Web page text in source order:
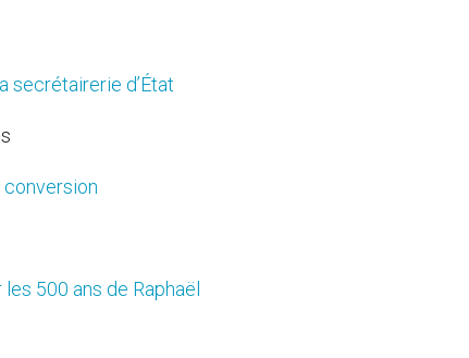
secrétairerie d’État
conversion
500 ans de Raphaël